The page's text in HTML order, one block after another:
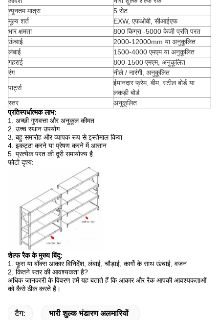
न्यूनतम मात्रा
5 सेट
मूल्य शर्त
EXW, एफओबी, सीआईएफ
भार क्षमता
800 किग्रा -5000 केजी प्रति परत
ऊंचाई
2000-12000mm या अनुकूलित
लंबाई
1500-4000 एमएम या अनुकूलित
गहराई
800-1500 एमएम, अनुकूलित
रंग
नीले / नारंगी, अनुकूलित
पार्ट्स
ईमानदार फ्रेम, बीम, स्टील बोर्ड या
लकड़ी बोर्ड
स्तर
अनुकूलित
प्रतिस्पर्धात्मक लाभ:
1. अच्छी गुणवत्ता और अनुकूल कीमत
2. उच्च स्थान उपयोग
3. बहु समारोह और व्यापक रूप से इस्तेमाल किया
4. इकट्ठा करने या प्रेषण करने में आसान
5. प्रत्येक परत की दूरी समायोज्य है
फोटो दृश्य:
शेल्फ रैक के मुख्य बिंदु:
1. फूस या बॉक्स आकार विनिर्देश, लंबाई, चौड़ाई, कार्गो के साथ ऊंचाई, वजन
2. कितने स्तर की आवश्यकता है?
अधिक जानकारी के विवरण हमें यह बताते हैं कि आकार और रैक आपकी आवश्यकताओं
को कैसे ठीक करते हैं।
टैग: भारी शुल्क भंडारण अलमारियों